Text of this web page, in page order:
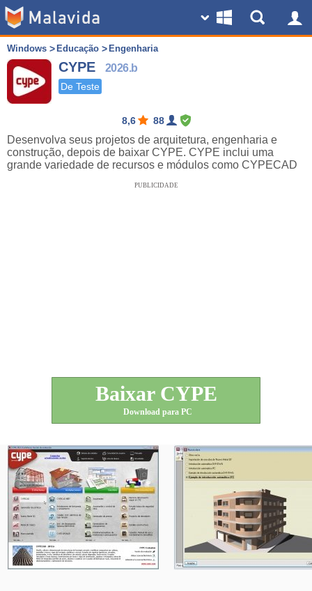
Windows Educação Engenharia
CYPE 2026.b
De Teste
8,6 88
Desenvolva seus projetos de arquitetura, engenharia e
construção, depois de baixar CYPE. CYPE inclui uma
grande variedade de recursos e módulos como CYPECAD
PUBLICIDADE
Baixar CYPE
Download para PC